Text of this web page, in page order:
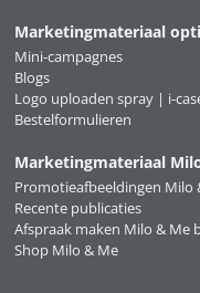
Marketingmateriaal
Mini-campagnes
Blogs
Logo uploaden spray | i-
Bestelformulieren
Marketingmateriaal
Promotieafbeeldingen Milo
Recente publicaties
Afspraak maken Milo & Me
Shop Milo & Me